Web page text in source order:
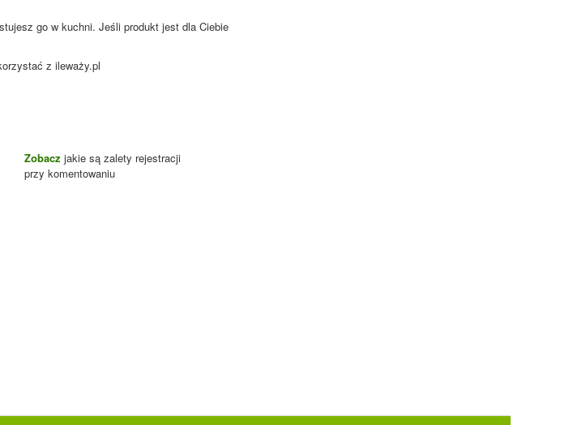
go w kuchni. Jeśli produkt jest dla Ciebie
z ileważy.pl
Zobacz jakie są zalety rejestracji
przy komentowaniu